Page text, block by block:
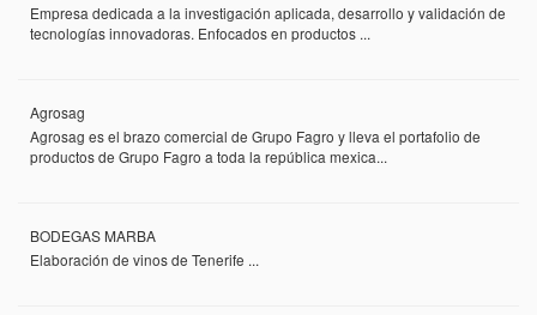
Empresa dedicada a la investigación aplicada, desarrollo y validación de
tecnologías innovadoras. Enfocados en productos ...
Agrosag
Agrosag es el brazo comercial de Grupo Fagro y lleva el portafolio de
productos de Grupo Fagro a toda la república mexica...
BODEGAS MARBA
Elaboración de vinos de Tenerife ...